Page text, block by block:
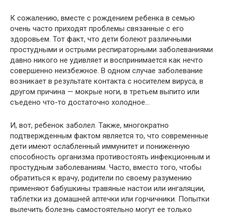
К сожалению, вместе с рождением ребенка в семью
очень часто приходят проблемы связанные с его
здоровьем. Тот факт, что дети болеют различными
простудными и острыми респираторными заболеваниями
давно никого не удивляет и воспринимается как нечто
совершенно неизбежное. В одном случае заболевание
возникает в результате контакта с носителем вируса, в
другом причина — мокрые ноги, в третьем выпито или
съедено что-то достаточно холодное…
И, вот, ребенок заболел. Также, многократно
подтвержденным фактом является то, что современные
дети имеют ослабленный иммунитет и пониженную
способность организма противостоять инфекционным и
простудным заболеваниям. Часто, вместо того, чтобы
обратиться к врачу, родители по своему разумению
применяют бабушкины травяные настои или ингаляции,
таблетки из домашней аптечки или горчичники. Попытки
вылечить болезнь самостоятельно могут ее только